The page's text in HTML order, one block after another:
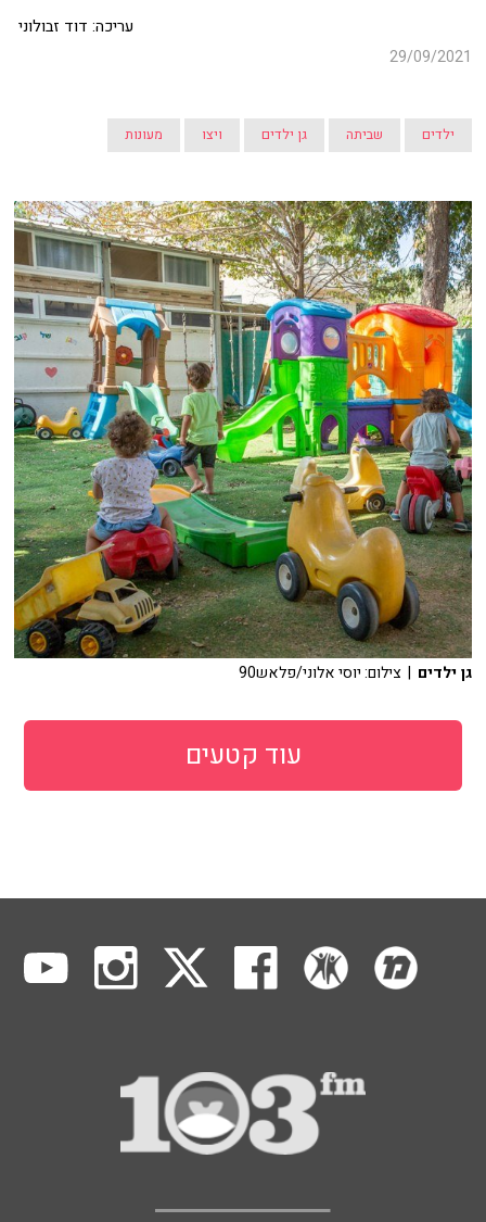
עריכה: דוד זבולוני
29/09/2021
ילדים שביתה גן ילדים ויצו מעונות
גן ילדים | צילום: יוסי אלוני/פלאש90
עוד קטעים